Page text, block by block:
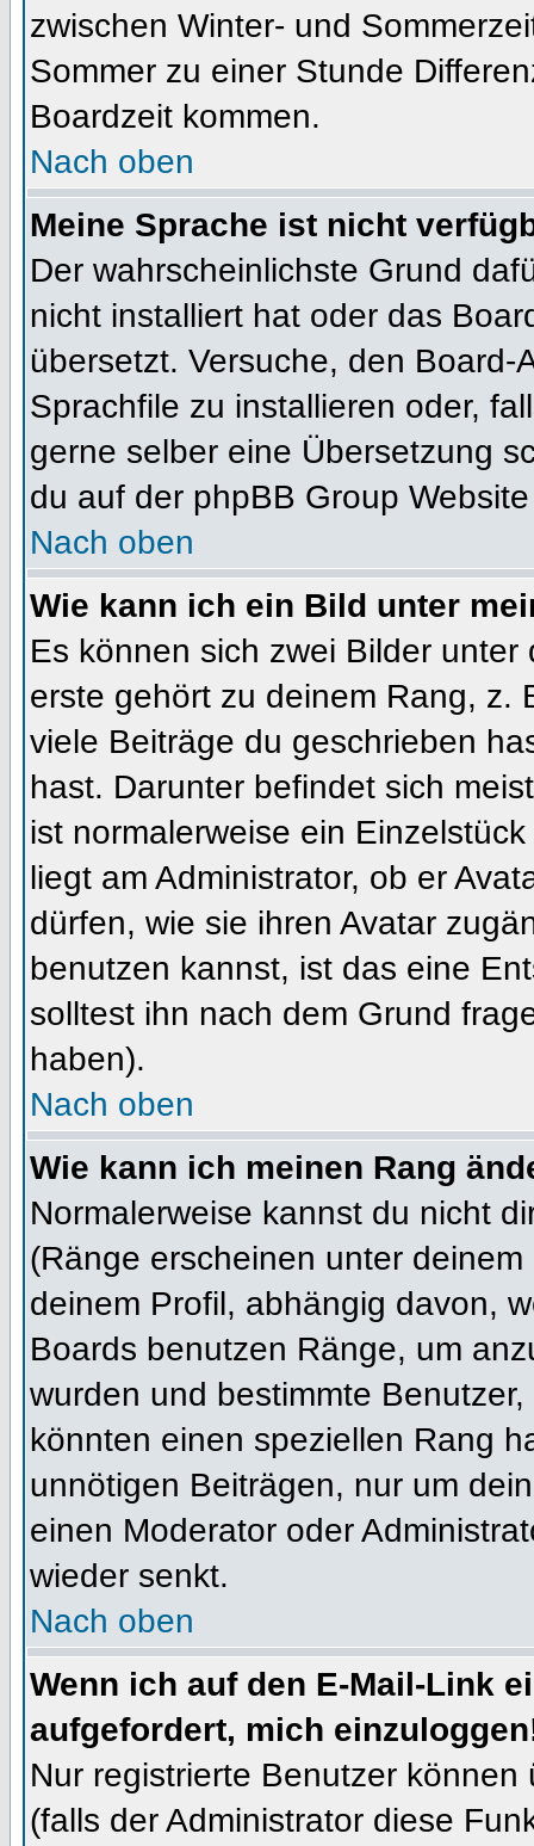
zwischen Winter- und
Sommer zu einer Stunde
Boardzeit kommen.
Nach oben
Meine Sprache ist nicht
Der wahrscheinlichste Grund
nicht installiert hat oder das
übersetzt. Versuche, den
Sprachfile zu installieren oder,
gerne selber eine Übersetzung
du auf der phpBB Group
Nach oben
Wie kann ich ein Bild unter
Es können sich zwei Bilder
erste gehört zu deinem Rang, z.
viele Beiträge du geschrieben
hast. Darunter befindet sich
ist normalerweise ein
liegt am Administrator, ob er
dürfen, wie sie ihren Avatar
benutzen kannst, ist das eine
solltest ihn nach dem Grund
haben).
Nach oben
Wie kann ich meinen Rang
Normalerweise kannst du nicht
(Ränge erscheinen unter
deinem Profil, abhängig davon,
Boards benutzen Ränge, um
wurden und bestimmte
könnten einen speziellen Rang
unnötigen Beiträgen, nur um
einen Moderator oder
wieder senkt.
Nach oben
Wenn ich auf den E-Mail-Link
aufgefordert, mich
Nur registrierte Benutzer
(falls der Administrator diese